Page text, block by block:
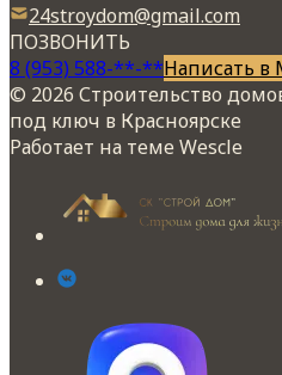
24stroydom@gmail.com
ПОЗВОНИТЬ
8 (953) 588-**-**Написать в
© 2026 Строительство
под ключ в Красноярске
Работает на теме Wescle